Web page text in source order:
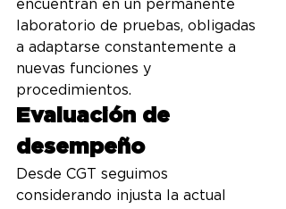
encuentran en un permanente
laboratorio de pruebas, obligadas
a adaptarse constantemente a
nuevas funciones y
procedimientos.
Evaluación de
desempeño
Desde CGT seguimos
considerando injusta la actual